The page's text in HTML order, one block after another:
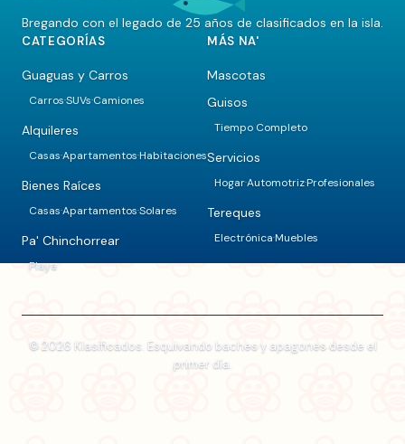
Bregando con el legado de 25 años de clasificados en la isla.
CATEGORÍAS
Guaguas y Carros
Carros·SUVs·Camiones
Alquileres
Casas·Apartamentos·Habitaciones
Bienes Raíces
Casas·Apartamentos·Solares
Pa' Chinchorrear
Playa
MÁS NA'
Mascotas
Guisos
Tiempo Completo
Servicios
Hogar·Automotriz·Profesionales
Tereques
Electrónica·Muebles
© 2026 Klasificados. Esquivando baches y apagones desde el
primer día.